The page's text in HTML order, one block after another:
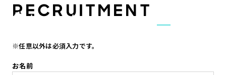
RECRUITMENT
※任意以外は必須入力です。
お名前